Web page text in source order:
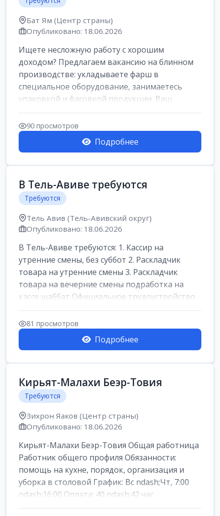
Бат Ям (Центр страны)
Опубликовано: 18.06.2026
Ищете несложную работу с хорошим
доходом? Предлагаем вакансию на блинном
производстве: укладываете фарш в
специальное оборудование, занимаетесь
упаковкой и фасовкой продукции. Ваш
заработок составит о...
90 просмотров
Подробнее
В Тель-Авиве требуются
Требуются
Тель Авив (Тель-Авивский округ)
Опубликовано: 18.06.2026
В Тель-Авиве требуются: 1. Кассир на
утренние смены, без суббот 2. Раскладчик
товара на утренние смены 3. Раскладчик
товара на вечерние смены подработка на
кассе шаббат Официальное трудоустройство
ста...
81 просмотров
Подробнее
Кирьят-Малахи Беэр-Товия
Требуются
Зихрон Яаков (Центр страны)
Опубликовано: 18.06.2026
Кирьят-Малахи Беэр-Товия Общая работница
Работник общего профиля Обязанности:
помощь на кухне, порядок, организация и
уборка в столовой График: Вс ndash;Чт, 7:00
ndash;16:00 Оплата: 40 ndash;42 час